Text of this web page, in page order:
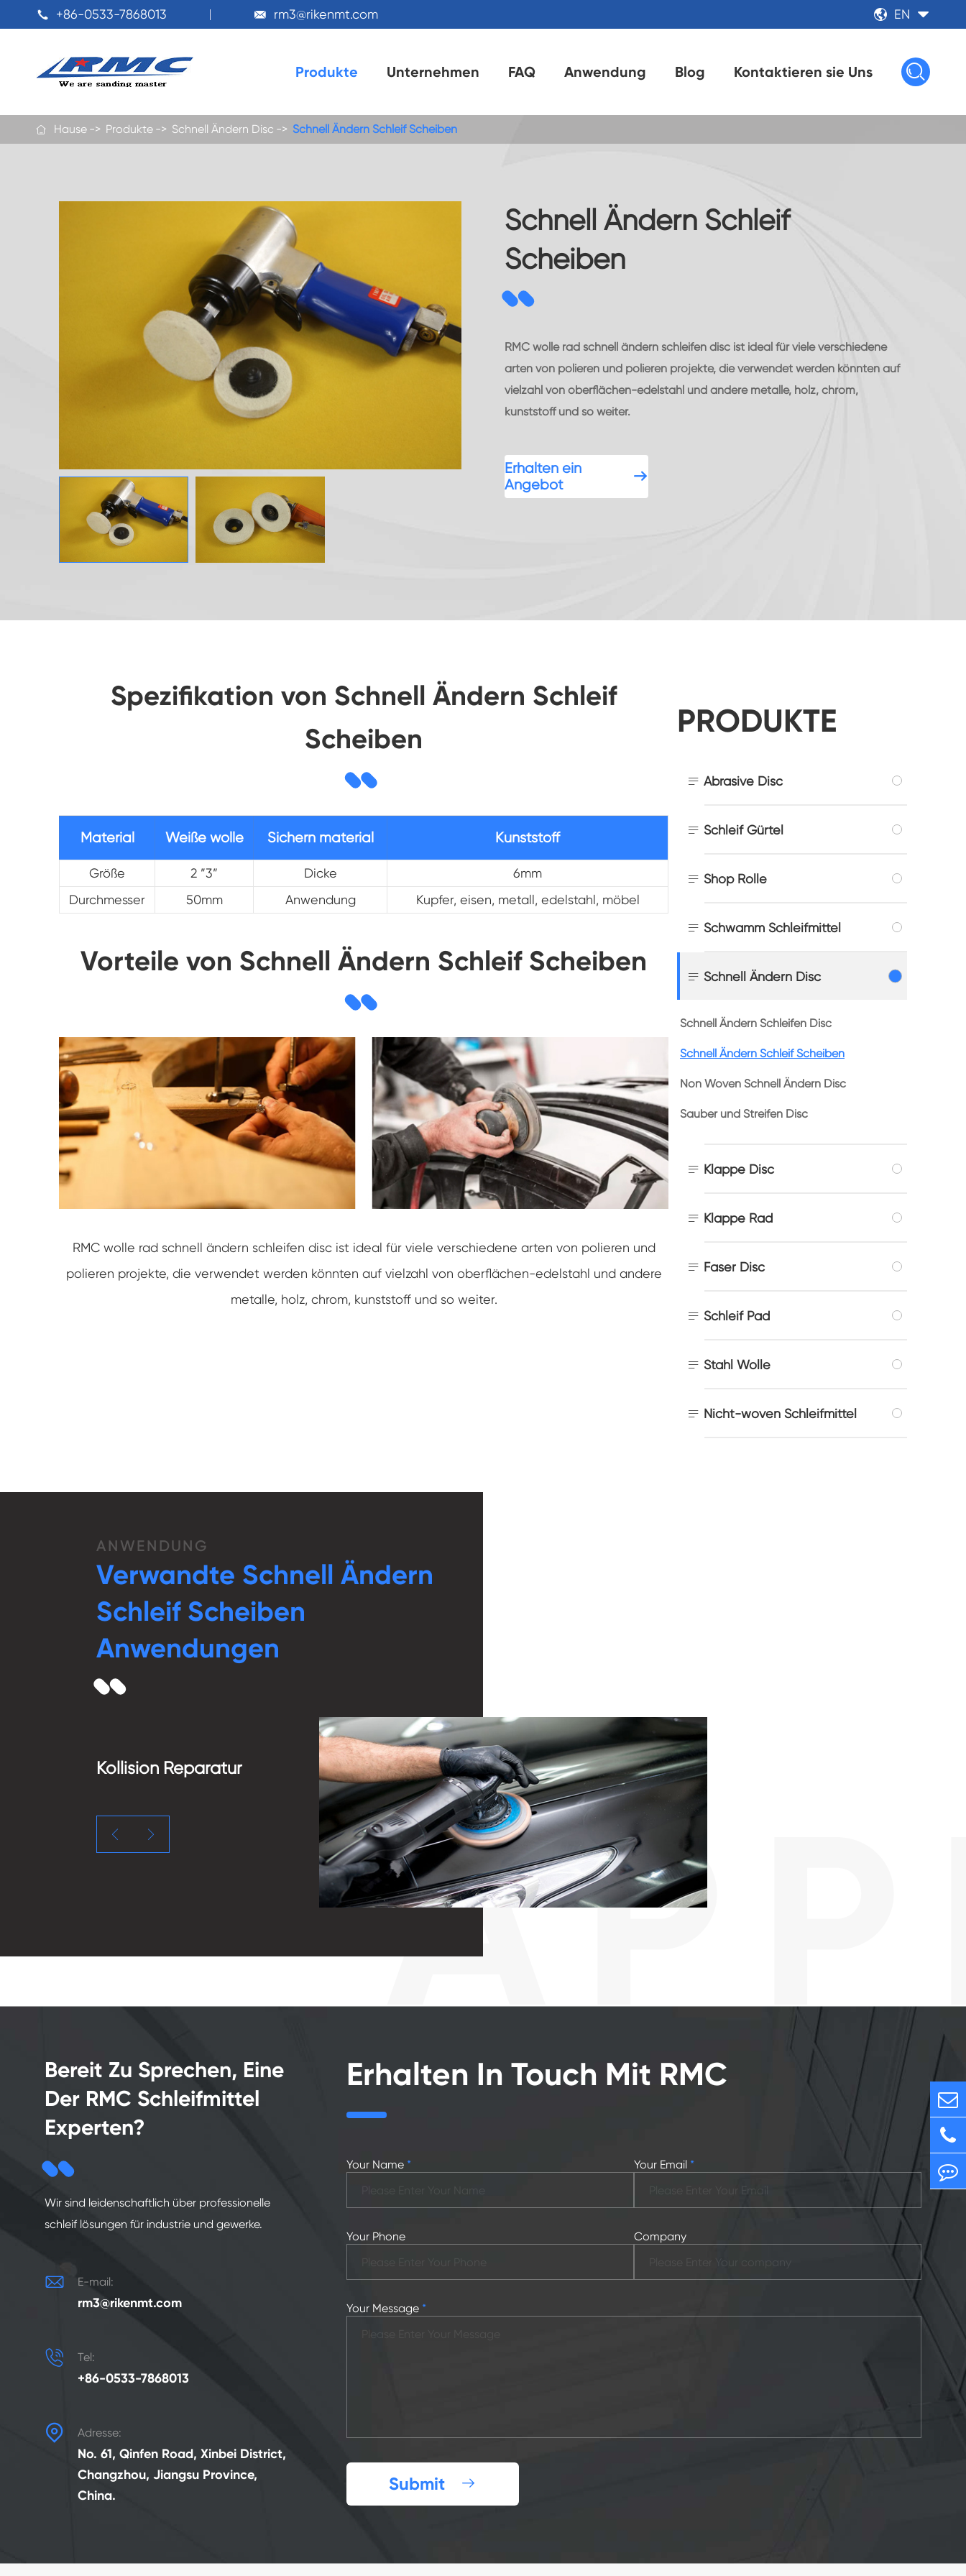
 +86-0533-7868013  rm3@rikenmt.com  EN 
Produkte Unternehmen FAQ Anwendung Blog Kontaktieren sie Uns 
 Hause Produkte Schnell Ändern Disc Schnell Ändern Schleif Scheiben
Schnell Ändern Schleif
Scheiben
RMC wolle rad schnell ändern schleifen disc ist ideal für viele verschiedene
arten von polieren und polieren projekte, die verwendet werden könnten auf
vielzahl von oberflächen-edelstahl und andere metalle, holz, chrom,
kunststoff und so weiter.
Erhalten ein
Angebot

Spezifikation von Schnell Ändern Schleif
Scheiben
Material Weiße wolle Sichern material Kunststoff
Größe 2 ”3” Dicke
6mm
Durchmesser
50mm Anwendung Kupfer, eisen, metall, edelstahl, möbel
Vorteile von Schnell Ändern Schleif Scheiben
RMC wolle rad schnell ändern schleifen disc ist ideal für viele verschiedene arten von polieren und
polieren projekte, die verwendet werden könnten auf vielzahl von oberflächen-edelstahl und andere
metalle, holz, chrom, kunststoff und so weiter.
PRODUKTE
 Abrasive Disc
 Schleif Gürtel
 Shop Rolle
 Schwamm Schleifmittel
 Schnell Ändern Disc
Schnell Ändern Schleifen Disc
Schnell Ändern Schleif Scheiben
Non Woven Schnell Ändern Disc
Sauber und Streifen Disc
 Klappe Disc
 Klappe Rad
 Faser Disc
 Schleif Pad
 Stahl Wolle
 Nicht-woven Schleifmittel
ANWENDUNG
Verwandte Schnell Ändern
Schleif Scheiben
Anwendungen
Kollision Reparatur
 
Bereit Zu Sprechen, Eine
Der RMC Schleifmittel
Experten?
Wir sind leidenschaftlich über professionelle
schleif lösungen für industrie und gewerke.
 E-mail:
rm3@rikenmt.com
 Tel:
+86-0533-7868013
 Adresse:
No. 61, Qinfen Road, Xinbei District,
Changzhou, Jiangsu Province,
China.
Erhalten In Touch Mit RMC
Your Name * Your Email *
Your Phone Company
Your Message *
Submit 